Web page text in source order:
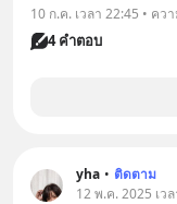
10 ก.ค. เวลา 22:45 • คว
4 คำตอบ
yha • ติดตาม
12 พ.ค. 2025 เว